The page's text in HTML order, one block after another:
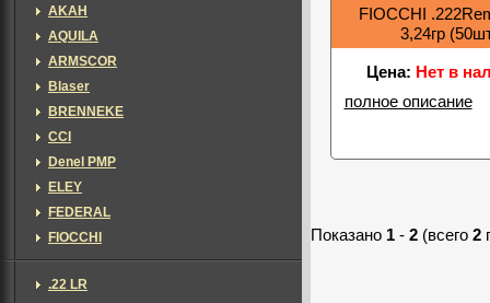
FIOCCHI
3,24гр
Цена: Нет в
полное описание
Показано 1 - 2 (всего 2
AKAH
AQUILA
ARMSCOR
Blaser
BRENNEKE
CCI
Denel PMP
ELEY
FEDERAL
FIOCCHI
.22 LR